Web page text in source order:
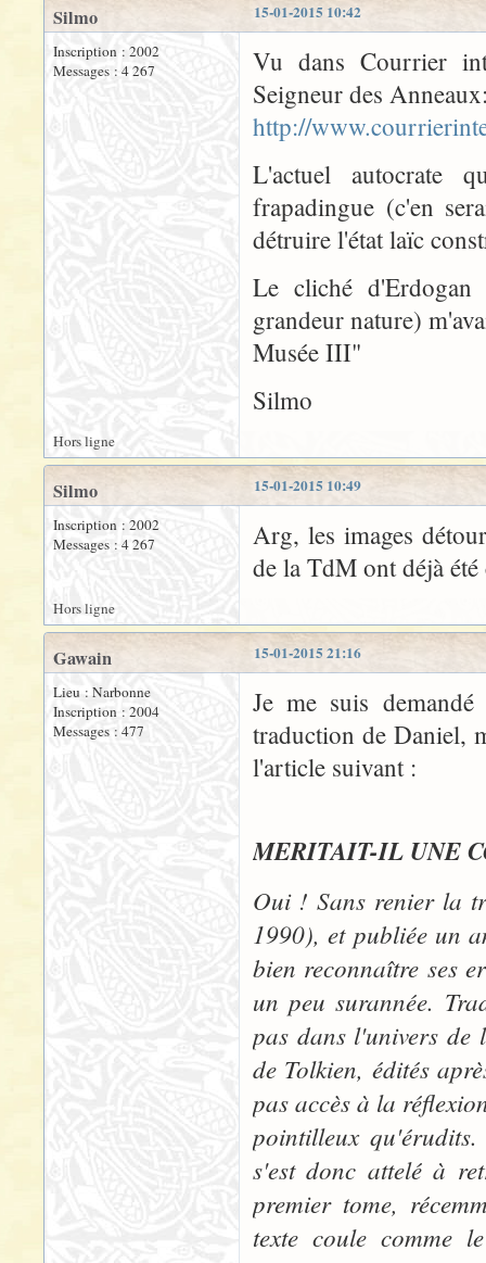
15-01-2015 10:42
Silmo
Inscription : 2002
Messages : 4 267
Vu dans Courrier
Seigneur des
http://
L'actuel autocrate
frapadingue (c'en
détruire l'état laïc
Le cliché d'Erdogan
grandeur nature)
Musée III"
Silmo
Hors ligne
15-01-2015 10:49
Silmo
Inscription : 2002
Messages : 4 267
Arg, les images
de la TdM ont déjà
Hors ligne
15-01-2015 21:16
Gawain
Lieu : Narbonne
Inscription : 2004
Messages : 477
Je me suis
traduction de Daniel,
l'article suivant :
MERITAIT-IL UNE
Oui ! Sans renier la
1990), et publiée un
bien reconnaître ses
un peu surannée.
pas dans l'univers
de Tolkien, édités
pas accès à la
pointilleux
s'est donc attelé à
premier tome,
texte coule comme